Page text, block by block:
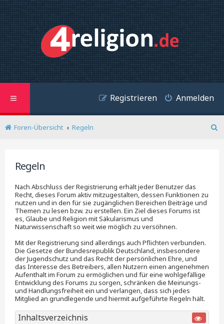
Anmelden
Registrieren
Foren-Übersicht
Regeln
Regeln
Nach Abschluss der Registrierung erhält jeder Benutzer das
Recht, dieses Forum aktiv mitzugestalten, dessen Funktionen zu
nutzen und in den für sie zugänglichen Bereichen Beiträge und
Themen zu lesen bzw. zu erstellen. Ein Ziel dieses Forums ist
es, Glaube und Religion mit Säkularismus und
Naturwissenschaft so weit wie möglich zu versöhnen.
Mit der Registrierung sind allerdings auch Pflichten verbunden.
Die Gesetze der Bundesrepublik Deutschland, insbesondere
der Jugendschutz und das Recht der persönlichen Ehre, und
das Interesse des Betreibers, allen Nutzern einen angenehmen
Aufenthalt im Forum zu ermöglichen und für eine wohlgefällige
Entwicklung des Forums zu sorgen, schränken die Meinungs-
und Handlungsfreiheit ein und verlangen, dass sich jedes
Mitglied an grundlegende und hiermit aufgeführte Regeln hält.
Inhaltsverzeichnis